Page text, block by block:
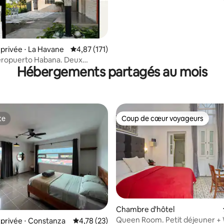
⋅ La Havane Évaluation moyenne sur la base de 171
4,87 (171)
Habana. Deux
CHAMBRES WIFI GRATUIT
Hébergements partagés au mois
base de 157 commentaires : 4,52 sur 5
⋅ Constanza Évaluation moyenne sur la base de 23
4,78 (23)
Coup de cœur voyageurs
Coup de cœur voyageurs
Chambre d'hôtel
Queen Room. Petit déjeuner +